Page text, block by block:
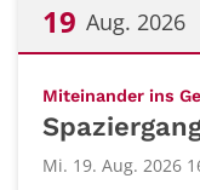
19 Aug. 2026
Miteinander ins
Mi. 19. Aug. 2026